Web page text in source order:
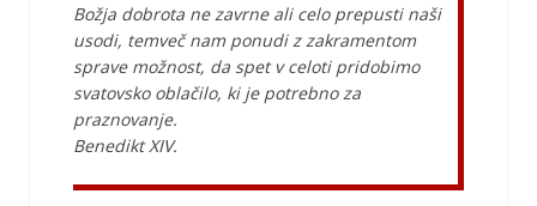
Božja dobrota ne zavrne ali celo prepusti naši
usodi, temveč nam ponudi z zakramentom
sprave možnost, da spet v celoti pridobimo
svatovsko oblačilo, ki je potrebno za
praznovanje.
Benedikt XIV.